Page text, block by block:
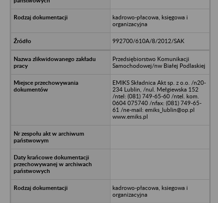
kadrowo-płacowa, księgowa i
organizacyjna
992700/610A/8/2012/SAK
Przedsiębiorstwo Komunikacji
Samochodowej/nw Białej Podlaskiej
EMIKS Składnica Akt sp. z o.o. /n20-
234 Lublin, /nul. Mełgiewska 152
/ntel: (081) 749-65-60 /ntel. kom.
0604 075740 /nfax: (081) 749-65-
61 /ne-mail: emiks_lublin@op.pl
www.emiks.pl
kadrowo-płacowa, ksiegowa i
organizacyjna